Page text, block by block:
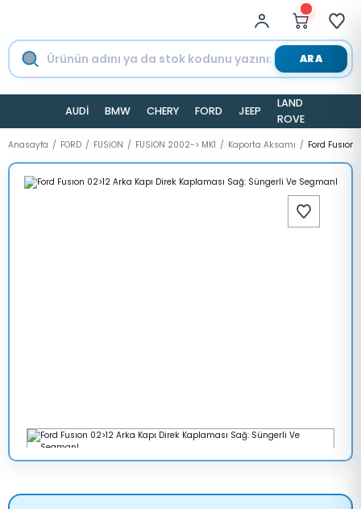
ARA
AUDİ BMW CHERY FORD JEEP
LAND
ROVER
Anasayfa FORD FUSİON FUSİON 2002-> MK1 Kaporta Aksamı Ford